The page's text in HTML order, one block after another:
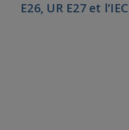
E26, UR E27 et